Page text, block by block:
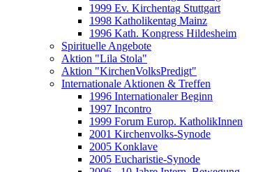
1999 Ev. Kirchentag Stuttgart
1998 Katholikentag Mainz
1996 Kath. Kongress Hildesheim
Spirituelle Angebote
Aktion "Lila Stola"
Aktion "KirchenVolksPredigt"
Internationale Aktionen & Treffen
1996 Internationaler Beginn
1997 Incontro
1999 Forum Europ. KatholikInnen
2001 Kirchenvolks-Synode
2005 Konklave
2005 Eucharistie-Synode